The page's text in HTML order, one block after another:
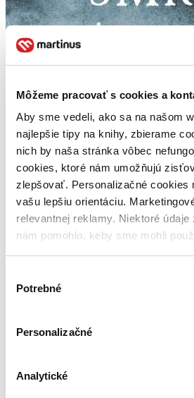
Môžeme pracovať s cookies a
Aby sme vedeli, ako sa na našom
najlepšie tipy na knihy, zbierame
nich by naša stránka vôbec
cookies, ktoré nám umožňujú
zlepšovať. Personalizačné
vašu lepšiu orientáciu.
relevantnej reklamy. Niektoré
nám pomohlo, keby sme mohli
súhlasu
Potrebné
Personalizačné
Analytické
Pod krídlami smrti